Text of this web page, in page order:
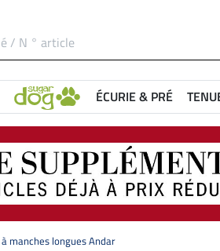
ÉCURIE & PRÉ
manches longues Andar